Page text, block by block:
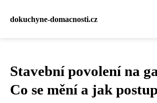
dokuchyne-domacnosti.cz
Stavební povolení na
Co se mění a jak